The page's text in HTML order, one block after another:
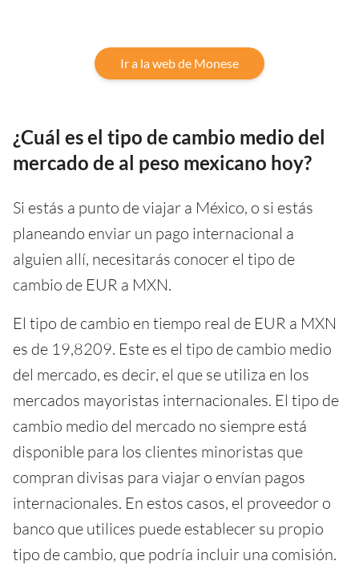
Ir a la web de Monese
¿Cuál es el tipo de cambio medio del
mercado de al peso mexicano hoy?
Si estás a punto de viajar a México, o si estás
planeando enviar un pago internacional a
alguien allí, necesitarás conocer el tipo de
cambio de EUR a MXN.
El tipo de cambio en tiempo real de EUR a MXN
es de 19,8209. Este es el tipo de cambio medio
del mercado, es decir, el que se utiliza en los
mercados mayoristas internacionales. El tipo de
cambio medio del mercado no siempre está
disponible para los clientes minoristas que
compran divisas para viajar o envían pagos
internacionales. En estos casos, el proveedor o
banco que utilices puede establecer su propio
tipo de cambio, que podría incluir una comisión.